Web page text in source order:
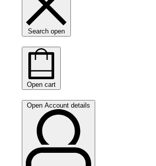
Search open
Open cart
Open Account details